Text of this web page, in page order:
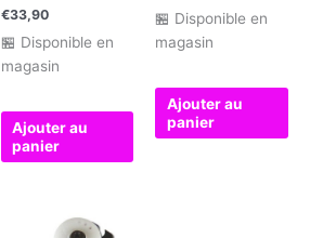
€33,90
🏪 Disponible en
magasin
Ajouter au
panier
🏪 Disponible en
magasin
Ajouter au
panier